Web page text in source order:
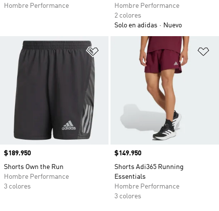
Hombre Performance
Hombre Performance
2 colores
Solo en adidas
Nuevo
Añadir a la lista de deseos
Precio
$189.950
Shorts Own the Run
Hombre Performance
3 colores
Precio
$149.950
Shorts Adi365 Running
Essentials
Hombre Performance
3 colores